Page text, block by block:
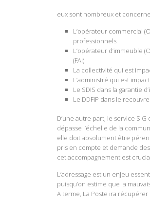
eux sont nombreux et
L’opérateur commercial
professionnels.
L’opérateur d’immeuble
(FAI).
La collectivité qui est
L’administré qui est
Le SDIS dans la garantie
Le DDFIP dans le
D’une autre part, le service SIG
dépasse l’échelle de la
elle doit absolument être
pris en compte et demande
cet accompagnement est
L’adressage est un enjeu
puisqu’on estime que la
A terme, La Poste ira